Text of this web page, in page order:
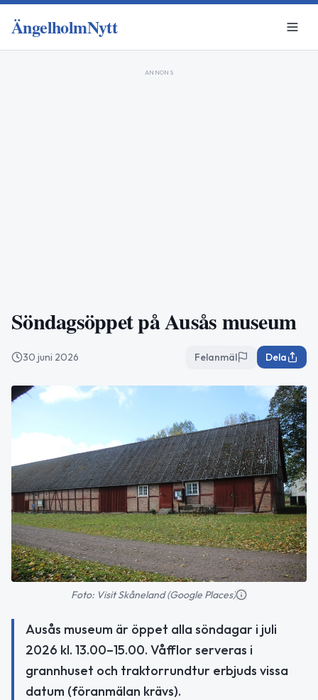
ÄngelholmNytt
ANNONS
Söndagsöppet på Ausås museum
30 juni 2026 Felanmäl Dela
Foto: Visit Skåneland (Google Places)
Ausås museum är öppet alla söndagar i juli
2026 kl. 13.00–15.00. Våfflor serveras i
grannhuset och traktorrundtur erbjuds vissa
datum (föranmälan krävs).